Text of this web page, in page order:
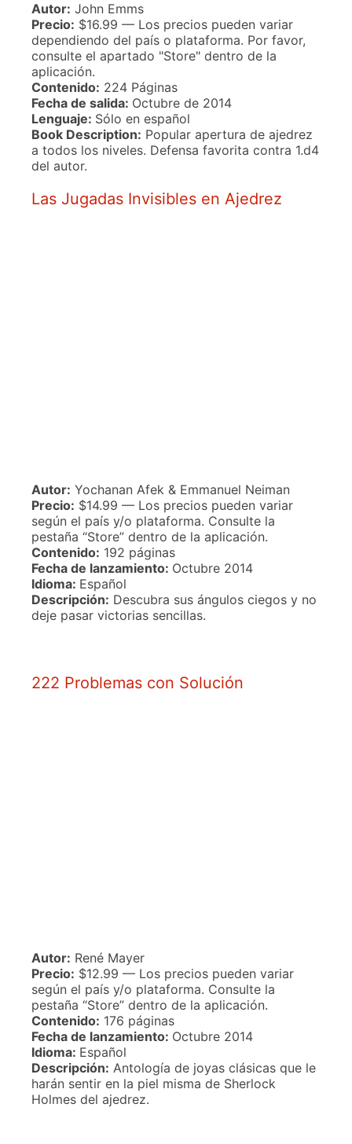
Autor: John Emms
Precio: $16.99 — Los precios pueden variar
dependiendo del país o plataforma. Por favor,
consulte el apartado "Store" dentro de la
aplicación.
Contenido: 224 Páginas
Fecha de salida: Octubre de 2014
Lenguaje: Sólo en español
Book Description: Popular apertura de ajedrez
a todos los niveles. Defensa favorita contra 1.d4
del autor.
Las Jugadas Invisibles en Ajedrez
Autor: Yochanan Afek & Emmanuel Neiman
Precio: $14.99 — Los precios pueden variar
según el país y/o plataforma. Consulte la
pestaña “Store” dentro de la aplicación.
Contenido: 192 páginas
Fecha de lanzamiento: Octubre 2014
Idioma: Español
Descripción: Descubra sus ángulos ciegos y no
deje pasar victorias sencillas.
222 Problemas con Solución
Autor: René Mayer
Precio: $12.99 — Los precios pueden variar
según el país y/o plataforma. Consulte la
pestaña “Store” dentro de la aplicación.
Contenido: 176 páginas
Fecha de lanzamiento: Octubre 2014
Idioma: Español
Descripción: Antología de joyas clásicas que le
harán sentir en la piel misma de Sherlock
Holmes del ajedrez.